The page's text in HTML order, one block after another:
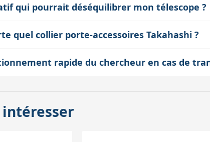
le télescope principal, offrant une mise au point stable
qui pourrait déséquilibrer mon télescope ?
sur des colliers robustes Takahashi. Toutefois, pour
quel collier porte-accessoires Takahashi ?
avec ce type de vis et que le diamètre intérieur
rapide du chercheur en cas de